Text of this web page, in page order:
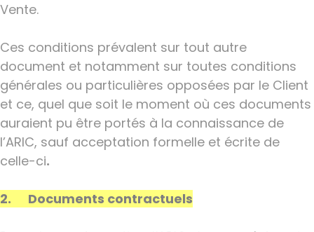
Vente.
Ces conditions prévalent sur tout autre
document et notamment sur toutes conditions
générales ou particulières opposées par le Client
et ce, quel que soit le moment où ces documents
auraient pu être portés à la connaissance de
l’ARIC, sauf acceptation formelle et écrite de
celle-ci.
2. Documents contractuels